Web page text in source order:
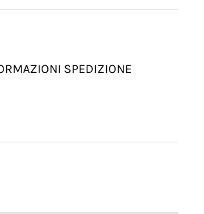
SPEDIZIONE